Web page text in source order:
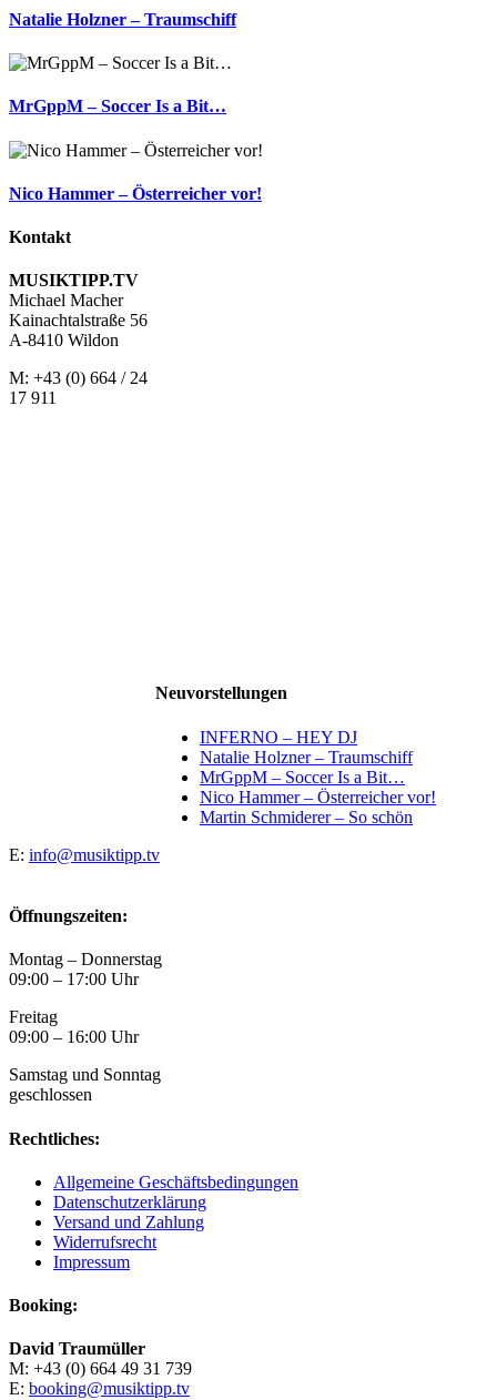
Natalie Holzner – Traumschiff
MrGppM – Soccer Is a Bit…
Nico Hammer – Österreicher vor!
Neuvorstellungen
INFERNO – HEY DJ
Natalie Holzner – Traumschiff
MrGppM – Soccer Is a Bit…
Nico Hammer – Österreicher vor!
Martin Schmiderer – So schön
Kontakt
MUSIKTIPP.TV
Michael Macher
Kainachtalstraße 56
A-8410 Wildon
M: +43 (0) 664 / 24
17 911
E: info@musiktipp.tv
Öffnungszeiten:
Montag – Donnerstag
09:00 – 17:00 Uhr
Freitag
09:00 – 16:00 Uhr
Samstag und Sonntag
geschlossen
Rechtliches:
Allgemeine Geschäftsbedingungen
Datenschutzerklärung
Versand und Zahlung
Widerrufsrecht
Impressum
Booking:
David Traumüller
M: +43 (0) 664 49 31 739
E: booking@musiktipp.tv